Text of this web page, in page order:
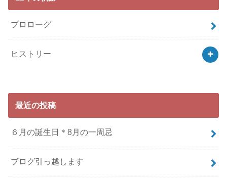
プロローグ
ヒストリー
最近の投稿
６月の誕生日＊8月の一周忌
ブログ引っ越します